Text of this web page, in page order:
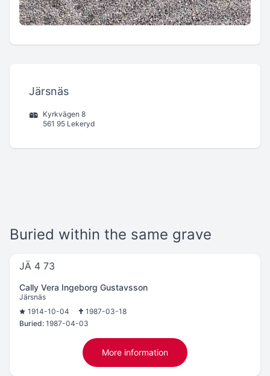
Järsnäs
Kyrkvägen 8
561 95 Lekeryd
Buried within the same grave
JÄ 4 73
Cally Vera Ingeborg Gustavsson
Järsnäs
1914-10-04
1987-03-18
Buried: 1987-04-03
More information